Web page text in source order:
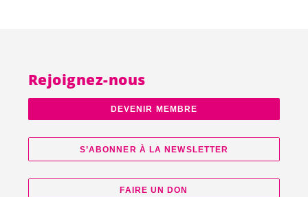
Rejoignez-nous
DEVENIR MEMBRE
S’ABONNER À LA NEWSLETTER
FAIRE UN DON